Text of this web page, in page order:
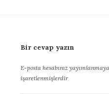
Bir cevap yazın
E-posta hesabınız
işaretlenmişlerdir